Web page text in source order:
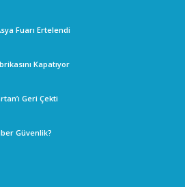
Fuarı Ertelendi
Kapatıyor
Geri Çekti
Güvenlik?